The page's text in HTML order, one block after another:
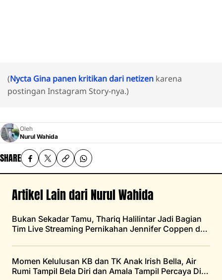
(Nycta Gina panen kritikan dari netizen karena
postingan Instagram Story-nya.)
Oleh
Nurul Wahida
SHARE
Artikel Lain dari Nurul Wahida
Bukan Sekadar Tamu, Thariq Halilintar Jadi Bagian
Tim Live Streaming Pernikahan Jennifer Coppen dan
Momen Kelulusan KB dan TK Anak Irish Bella, Air
Rumi Tampil Bela Diri dan Amala Tampil Percaya Diri